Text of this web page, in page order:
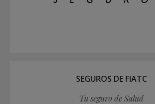
SEGUROS DE FIATC
Tu seguro de Salud